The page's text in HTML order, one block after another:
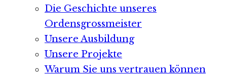
Die Geschichte unseres
Ordensgrossmeister
Unsere Ausbildung
Unsere Projekte
Warum Sie uns vertrauen können